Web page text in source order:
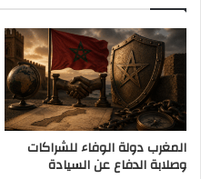
المغرب دولة الوفاء للشراكات
وصلابة الدفاع عن السيادة